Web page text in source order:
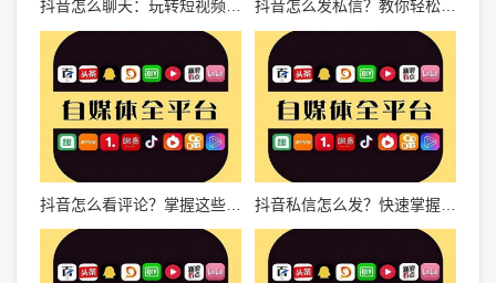
抖音怎么聊天：玩转短视频社交的全攻略 抖音怎么发私信？教你轻松掌握抖音私信功能！
抖音怎么看评论？掌握这些技巧，评论区一览无遗！